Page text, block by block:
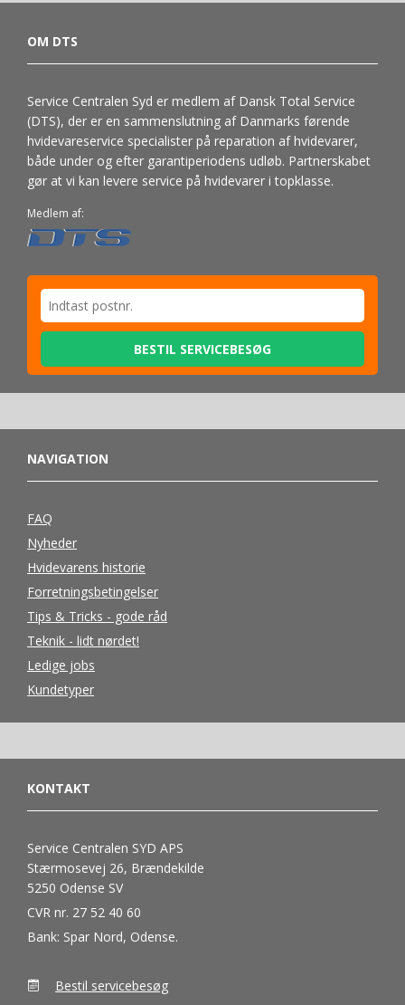
OM DTS
Service Centralen Syd er medlem af Dansk Total Service
(DTS), der er en sammenslutning af Danmarks førende
hvidevareservice specialister på reparation af hvidevarer,
både under og efter garantiperiodens udløb. Partnerskabet
gør at vi kan levere service på hvidevarer i topklasse.
Medlem af:
BESTIL SERVICEBESØG
NAVIGATION
FAQ
Nyheder
Hvidevarens historie
Forretningsbetingelser
Tips & Tricks - gode råd
Teknik - lidt nørdet!
Ledige jobs
Kundetyper
KONTAKT
Service Centralen SYD APS
Stærmosevej 26, Brændekilde
5250 Odense SV
CVR nr. 27 52 40 60
Bank: Spar Nord, Odense.
Bestil servicebesøg